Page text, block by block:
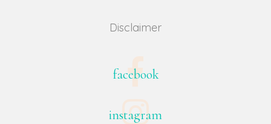
Disclaimer
facebook
instagram